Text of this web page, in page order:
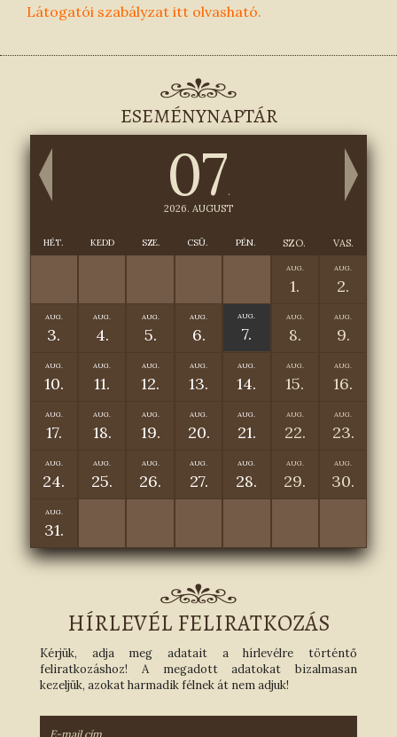
Látogatói szabályzat itt olvasható.
ESEMÉNYNAPTÁR
07.
2026. AUGUST
HÉT. KEDD SZE. CSÜ. PÉN. SZO. VAS.
AUG.
1.
AUG.
2.
AUG.
3.
AUG.
4.
AUG.
5.
AUG.
6.
AUG.
7.
AUG.
8.
AUG.
9.
AUG.
10.
AUG.
11.
AUG.
12.
AUG.
13.
AUG.
14.
AUG.
15.
AUG.
16.
AUG.
17.
AUG.
18.
AUG.
19.
AUG.
20.
AUG.
21.
AUG.
22.
AUG.
23.
AUG.
24.
AUG.
25.
AUG.
26.
AUG.
27.
AUG.
28.
AUG.
29.
AUG.
30.
AUG.
31.
HÍRLEVÉL FELIRATKOZÁS
Kérjük, adja meg adatait a hírlevélre történtő
feliratkozáshoz! A megadott adatokat bizalmasan
kezeljük, azokat harmadik félnek át nem adjuk!